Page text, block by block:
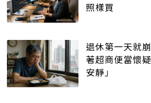
照樣買
退休第一天就
著超商便當懷
安靜」